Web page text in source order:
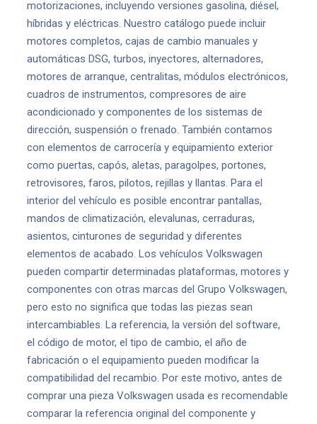
motorizaciones, incluyendo versiones gasolina, diésel,
híbridas y eléctricas. Nuestro catálogo puede incluir
motores completos, cajas de cambio manuales y
automáticas DSG, turbos, inyectores, alternadores,
motores de arranque, centralitas, módulos electrónicos,
cuadros de instrumentos, compresores de aire
acondicionado y componentes de los sistemas de
dirección, suspensión o frenado. También contamos
con elementos de carrocería y equipamiento exterior
como puertas, capós, aletas, paragolpes, portones,
retrovisores, faros, pilotos, rejillas y llantas. Para el
interior del vehículo es posible encontrar pantallas,
mandos de climatización, elevalunas, cerraduras,
asientos, cinturones de seguridad y diferentes
elementos de acabado. Los vehículos Volkswagen
pueden compartir determinadas plataformas, motores y
componentes con otras marcas del Grupo Volkswagen,
pero esto no significa que todas las piezas sean
intercambiables. La referencia, la versión del software,
el código de motor, el tipo de cambio, el año de
fabricación o el equipamiento pueden modificar la
compatibilidad del recambio. Por este motivo, antes de
comprar una pieza Volkswagen usada es recomendable
comparar la referencia original del componente y